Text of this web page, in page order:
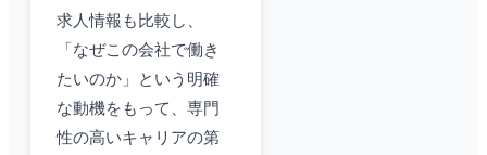
求人情報も比較し、
「なぜこの会社で働き
たいのか」という明確
な動機をもって、専門
性の高いキャリアの第